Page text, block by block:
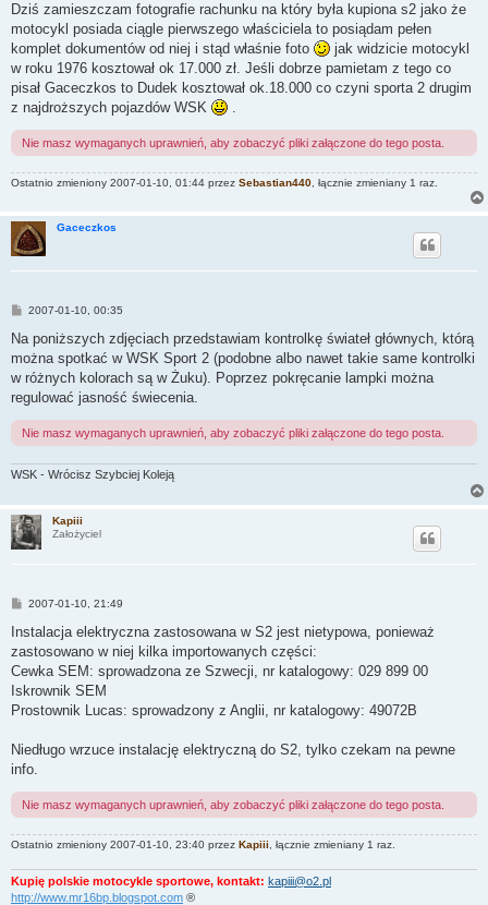
Dziś zamieszczam fotografie rachunku na który była kupiona s2 jako że
motocykl posiada ciągle pierwszego właściciela to posiądam pełen
komplet dokumentów od niej i stąd właśnie foto
jak widzicie motocykl
w roku 1976 kosztował ok 17.000 zł. Jeśli dobrze pamietam z tego co
pisał Gaceczkos to Dudek kosztował ok.18.000 co czyni sporta 2 drugim
z najdroższych pojazdów WSK
.
Nie masz wymaganych uprawnień, aby zobaczyć pliki załączone do tego posta.
Ostatnio zmieniony 2007-01-10, 01:44 przez Sebastian440, łącznie zmieniany 1 raz.
Gaceczkos
P
s
2007-01-10, 00:35
Na poniższych zdjęciach przedstawiam kontrolkę świateł głównych, którą
można spotkać w WSK Sport 2 (podobne albo nawet takie same kontrolki
w różnych kolorach są w Żuku). Poprzez pokręcanie lampki można
regulować jasność świecenia.
Nie masz wymaganych uprawnień, aby zobaczyć pliki załączone do tego posta.
WSK - Wrócisz Szybciej Koleją
Kapiii
Założyciel
P
s
2007-01-10, 21:49
Instalacja elektryczna zastosowana w S2 jest nietypowa, ponieważ
zastosowano w niej kilka importowanych części:
Cewka SEM: sprowadzona ze Szwecji, nr katalogowy: 029 899 00
Iskrownik SEM
Prostownik Lucas: sprowadzony z Anglii, nr katalogowy: 49072B
Niedługo wrzuce instalację elektryczną do S2, tylko czekam na pewne
info.
Nie masz wymaganych uprawnień, aby zobaczyć pliki załączone do tego posta.
Ostatnio zmieniony 2007-01-10, 23:40 przez Kapiii , łącznie zmieniany 1 raz.
Kupię polskie motocykle sportowe, kontakt: kapiii@o2.pl
http://www.mr16bp.blogspot.com ®